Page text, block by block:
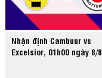
Nhận định Cambuur vs
Excelsior, 01h00 ngày 8/8